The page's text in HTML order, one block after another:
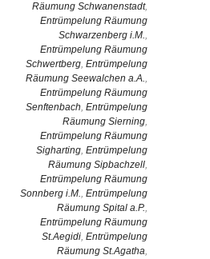
Räumung Schwanenstadt,
Entrümpelung Räumung
Schwarzenberg i.M.,
Entrümpelung Räumung
Schwertberg, Entrümpelung
Räumung Seewalchen a.A.,
Entrümpelung Räumung
Senftenbach, Entrümpelung
Räumung Sierning,
Entrümpelung Räumung
Sigharting, Entrümpelung
Räumung Sipbachzell,
Entrümpelung Räumung
Sonnberg i.M., Entrümpelung
Räumung Spital a.P.,
Entrümpelung Räumung
St.Aegidi, Entrümpelung
Räumung St.Agatha,